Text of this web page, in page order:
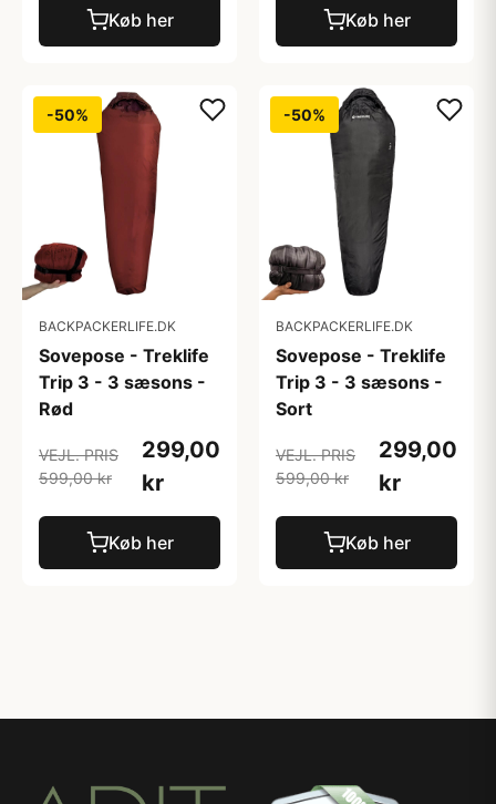
Køb her Køb her
-50%
BACKPACKERLIFE.DK
Sovepose - Treklife
Trip 3 - 3 sæsons -
Rød
VEJL. PRIS
599,00 kr
299,00
kr
Køb her
-50%
BACKPACKERLIFE.DK
Sovepose - Treklife
Trip 3 - 3 sæsons -
Sort
VEJL. PRIS
599,00 kr
299,00
kr
Køb her